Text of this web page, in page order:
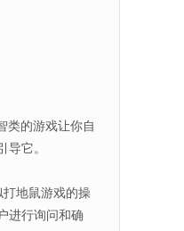
类的游戏让你自
它。
地鼠游戏的操
进行询问和确